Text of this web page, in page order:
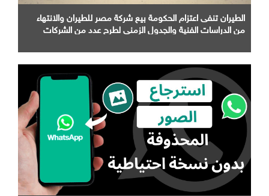
الطيران تنفى اعتزام الحكومة بيع شركة مصر للطيران والانتهاء
من الدراسات الفنية والجدول الزمني لطرح عدد من الشركات